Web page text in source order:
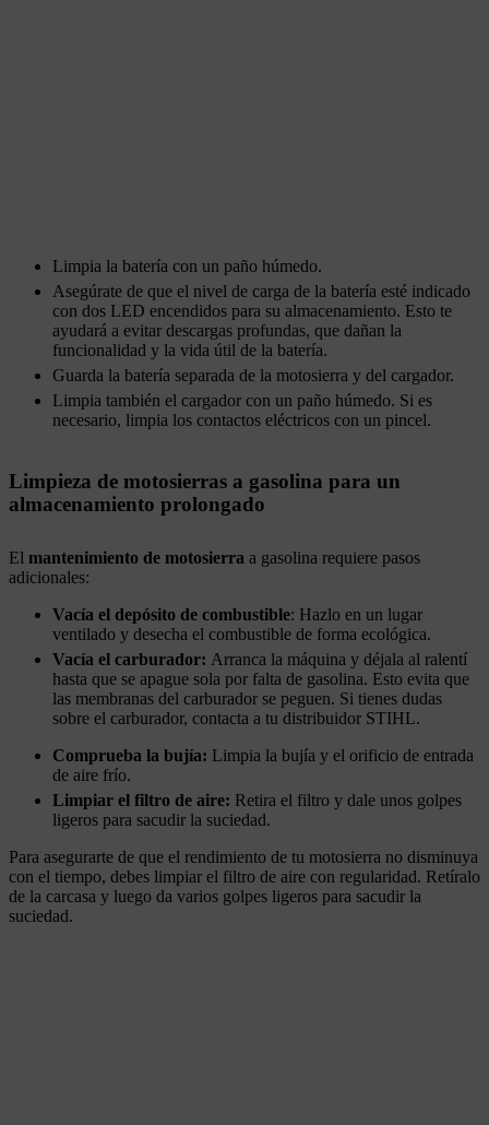
Limpia la batería con un paño húmedo.
Asegúrate de que el nivel de carga de la batería esté indicado
con dos LED encendidos para su almacenamiento. Esto te
ayudará a evitar descargas profundas, que dañan la
funcionalidad y la vida útil de la batería.
Guarda la batería separada de la motosierra y del cargador.
Limpia también el cargador con un paño húmedo. Si es
necesario, limpia los contactos eléctricos con un pincel.
Limpieza de motosierras a gasolina para un
almacenamiento prolongado
El mantenimiento de motosierra a gasolina requiere pasos
adicionales:
Vacía el depósito de combustible: Hazlo en un lugar
ventilado y desecha el combustible de forma ecológica.
Vacía el carburador: Arranca la máquina y déjala al ralentí
hasta que se apague sola por falta de gasolina. Esto evita que
las membranas del carburador se peguen. Si tienes dudas
sobre el carburador, contacta a tu distribuidor STIHL.
Comprueba la bujía: Limpia la bujía y el orificio de entrada
de aire frío.
Limpiar el filtro de aire: Retira el filtro y dale unos golpes
ligeros para sacudir la suciedad.
Para asegurarte de que el rendimiento de tu motosierra no disminuya
con el tiempo, debes limpiar el filtro de aire con regularidad. Retíralo
de la carcasa y luego da varios golpes ligeros para sacudir la
suciedad.